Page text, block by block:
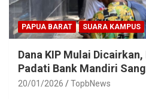
PAPUA BARAT SUARA KAMPUS
Dana KIP Mulai
Padati Bank Mandiri
20/01/2026 TopbNews